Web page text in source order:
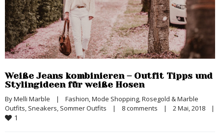
Weiße Jeans kombinieren – Outfit Tipps und
Stylingideen für weiße Hosen
By Melli Marble | Fashion Mode Shopping Rosegold & Marble
Outfits Sneakers Sommer Outfits | 8 comments | 2 Mai, 2018 |
1